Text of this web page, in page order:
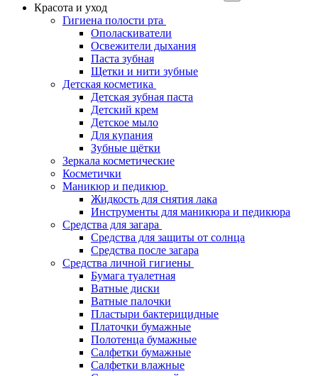
Красота и уход
Гигиена полости рта
Ополаскиватели
Освежители дыхания
Паста зубная
Щетки и нити зубные
Детская косметика
Детская зубная паста
Детский крем
Детское мыло
Для купания
Зубные щётки
Зеркала косметические
Косметички
Маникюр и педикюр
Жидкость для снятия лака
Инструменты для маникюра и педикюра
Средства для загара
Средства для защиты от солнца
Средства после загара
Средства личной гигиены
Бумага туалетная
Ватные диски
Ватные палочки
Пластыри бактерицидные
Платочки бумажные
Полотенца бумажные
Салфетки бумажные
Салфетки влажные